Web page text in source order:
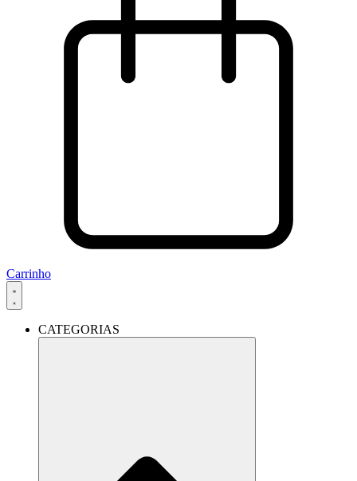
Carrinho
CATEGORIAS